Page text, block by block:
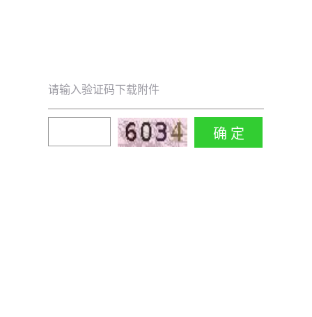
请输入验证码下载附件